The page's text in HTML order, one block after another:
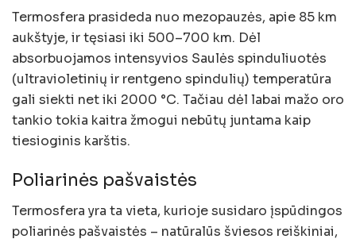
Termosfera prasideda nuo mezopauzės, apie 85 km
aukštyje, ir tęsiasi iki 500–700 km. Dėl
absorbuojamos intensyvios Saulės spinduliuotės
(ultravioletinių ir rentgeno spindulių) temperatūra
gali siekti net iki 2000 °C. Tačiau dėl labai mažo oro
tankio tokia kaitra žmogui nebūtų juntama kaip
tiesioginis karštis.
Poliarinės pašvaistės
Termosfera yra ta vieta, kurioje susidaro įspūdingos
poliarinės pašvaistės – natūralūs šviesos reiškiniai,